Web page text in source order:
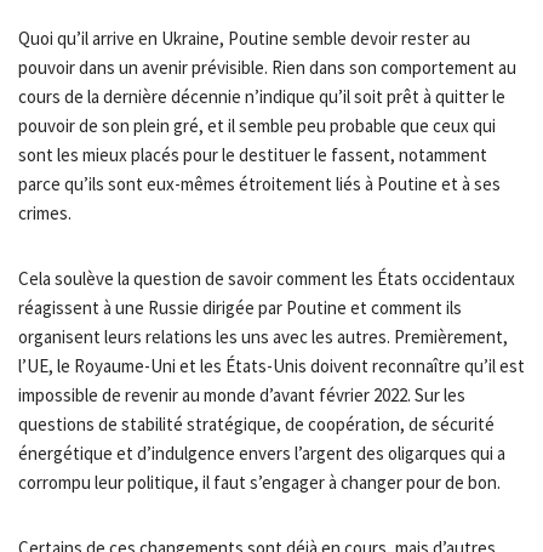
Quoi qu’il arrive en Ukraine, Poutine semble devoir rester au
pouvoir dans un avenir prévisible. Rien dans son comportement au
cours de la dernière décennie n’indique qu’il soit prêt à quitter le
pouvoir de son plein gré, et il semble peu probable que ceux qui
sont les mieux placés pour le destituer le fassent, notamment
parce qu’ils sont eux-mêmes étroitement liés à Poutine et à ses
crimes.
Cela soulève la question de savoir comment les États occidentaux
réagissent à une Russie dirigée par Poutine et comment ils
organisent leurs relations les uns avec les autres. Premièrement,
l’UE, le Royaume-Uni et les États-Unis doivent reconnaître qu’il est
impossible de revenir au monde d’avant février 2022. Sur les
questions de stabilité stratégique, de coopération, de sécurité
énergétique et d’indulgence envers l’argent des oligarques qui a
corrompu leur politique, il faut s’engager à changer pour de bon.